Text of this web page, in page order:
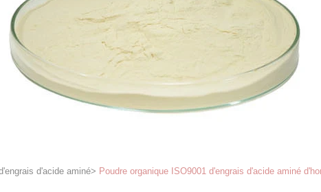
d'acide aminé> Poudre organique ISO9001 d'engrais d'acide aminé